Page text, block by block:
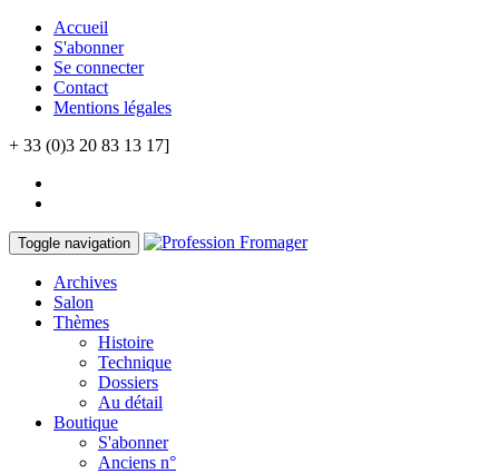
Accueil
S'abonner
Se connecter
Contact
Mentions légales
+ 33 (0)3 20 83 13 17]
Toggle navigation
Archives
Salon
Thèmes
Histoire
Technique
Dossiers
Au détail
Boutique
S'abonner
Anciens n°